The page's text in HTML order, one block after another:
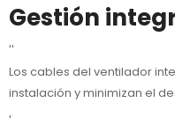
Gestión
''
Los cables del ventilador
instalación y minimizan el
'